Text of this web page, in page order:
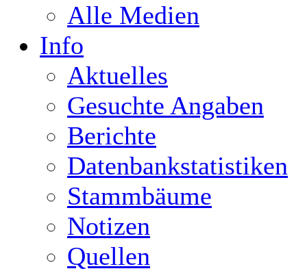
Alle Medien
Info
Aktuelles
Gesuchte Angaben
Berichte
Datenbankstatistiken
Stammbäume
Notizen
Quellen